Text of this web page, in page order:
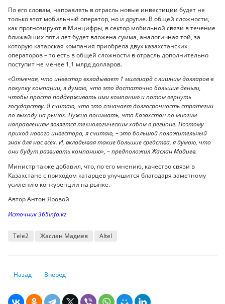
По его словам, направлять в отрасль новые инвестиции будет не
только этот мобильный оператор, но и другие. В общей сложности,
как прогнозируют в Минцифры, в сектор мобильной связи в течение
ближайших пяти лет будет вложена сумма, аналогичная той, за
которую катарская компания приобрела двух казахстанских
операторов – то есть в общей сложности в отрасль дополнительно
поступит не менее 1,1 млрд долларов.
«Отмечая, что инвестор вкладывает 1 миллиард с лишним долларов в
покупку компании, я думаю, что это достаточно большие деньги,
чтобы просто поддерживать ими компанию и потом вернуть
государству. Я считаю, что это означает долгосрочность стратегии
по выходу на рынок. Нужно понимать, что Казахстан по многим
направлениям является технологическим хабом в регионе. Поэтому
приход нового инвестора, я считаю, – это большой положительный
знак для нас всех. И, вкладывая такие большие средства, я думаю, что
они будут развивать компанию», – предположил Жаслан Мадиев.
Министр также добавил, что, по его мнению, качество связи в
Казахстане с приходом катарцев улучшится благодаря заметному
усилению конкуренции на рынке.
Автор Антон Яровой
Источник 365info.kz
Tele2 Жаслан Мадиев Altel
Предыдущий: В Казахстане могут ввести декларирование
Назад Следующий: Корпоративный риск на пиковых уровнях
Вперед